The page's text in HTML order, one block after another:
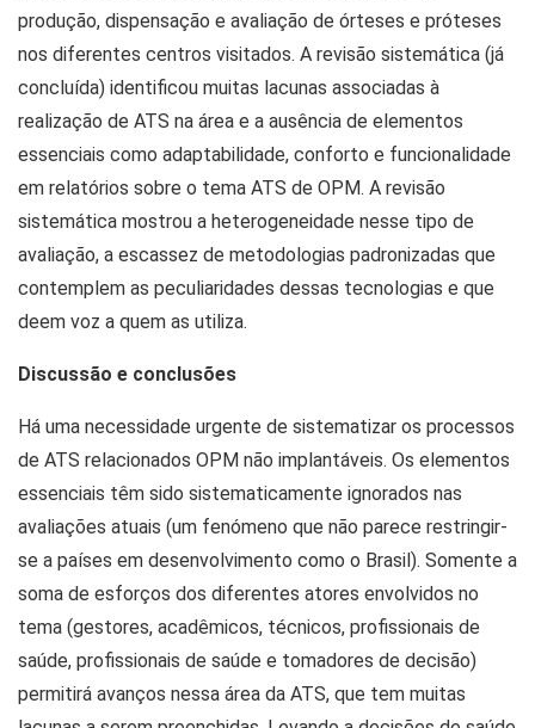
produção, dispensação e avaliação de órteses e próteses
nos diferentes centros visitados. A revisão sistemática (já
concluída) identificou muitas lacunas associadas à
realização de ATS na área e a ausência de elementos
essenciais como adaptabilidade, conforto e funcionalidade
em relatórios sobre o tema ATS de OPM. A revisão
sistemática mostrou a heterogeneidade nesse tipo de
avaliação, a escassez de metodologias padronizadas que
contemplem as peculiaridades dessas tecnologias e que
deem voz a quem as utiliza.
Discussão e conclusões
Há uma necessidade urgente de sistematizar os processos
de ATS relacionados OPM não implantáveis. Os elementos
essenciais têm sido sistematicamente ignorados nas
avaliações atuais (um fenómeno que não parece restringir-
se a países em desenvolvimento como o Brasil). Somente a
soma de esforços dos diferentes atores envolvidos no
tema (gestores, acadêmicos, técnicos, profissionais de
saúde, profissionais de saúde e tomadores de decisão)
permitirá avanços nessa área da ATS, que tem muitas